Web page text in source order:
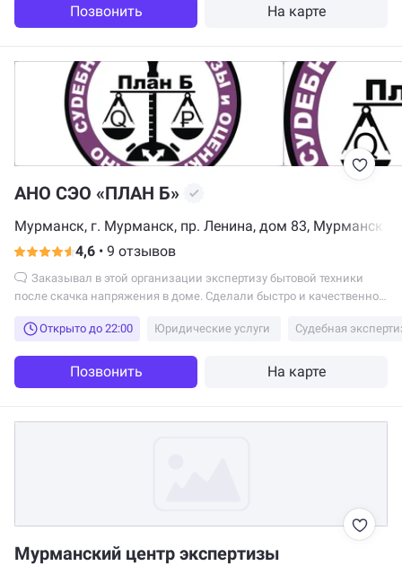
Позвонить На карте
АНО СЭО «ПЛАН Б»
Мурманск, г. Мурманск, пр. Ленина, дом 83, Мурманск
4,6 • 9 отзывов
после скачка напряжения в доме. Сделали быстро и качественно,
Открыто до 22:00
Юридические услуги Судебная
Позвонить На карте
Мурманский центр экспертизы